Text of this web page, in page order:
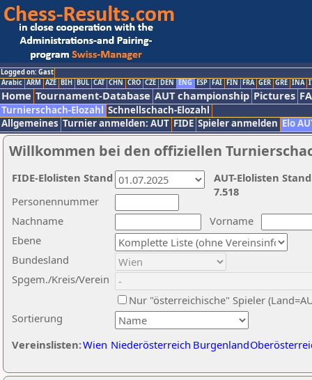
Logged on: Gast
Arabic ARM AZE BIH BUL CAT CHN CRO CZE DEN ENG ESP FAI FIN FRA GER GRE INA
Home Tournament-Database AUT championship Pictures
Turnierschach-Elozahl Schnellschach-Elozahl
Allgemeines Turnier anmelden: AUT FIDE Spieler anmelden Elo
Willkommen bei den offiziellen
Nachname
Vorname
Ebene
Sortierung
Personennummer
Bundesland
Spgem./Kreis/Verein
Nur "österreichische" Spieler
Vereinslisten:Wien Niederösterreich Burgenland
AUT-Elolisten
7.518
FIDE-Elolisten Stand